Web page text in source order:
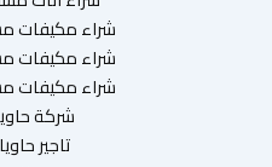
شراء مكيفات
شراء مكيفات
شراء مكيفات
شركة
تاجير